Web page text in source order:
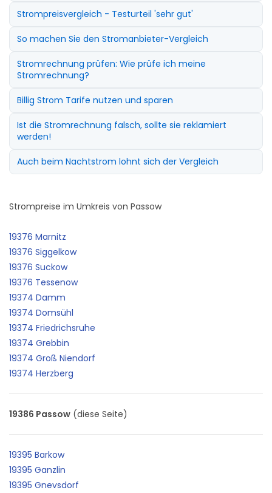
Strompreisvergleich - Testurteil 'sehr gut'
So machen Sie den Stromanbieter-Vergleich
Stromrechnung prüfen: Wie prüfe ich meine
Stromrechnung?
Billig Strom Tarife nutzen und sparen
Ist die Stromrechnung falsch, sollte sie reklamiert
werden!
Auch beim Nachtstrom lohnt sich der Vergleich
Strompreise im Umkreis von Passow
19376 Marnitz
19376 Siggelkow
19376 Suckow
19376 Tessenow
19374 Damm
19374 Domsühl
19374 Friedrichsruhe
19374 Grebbin
19374 Groß Niendorf
19374 Herzberg
19386 Passow (diese Seite)
19395 Barkow
19395 Ganzlin
19395 Gnevsdorf